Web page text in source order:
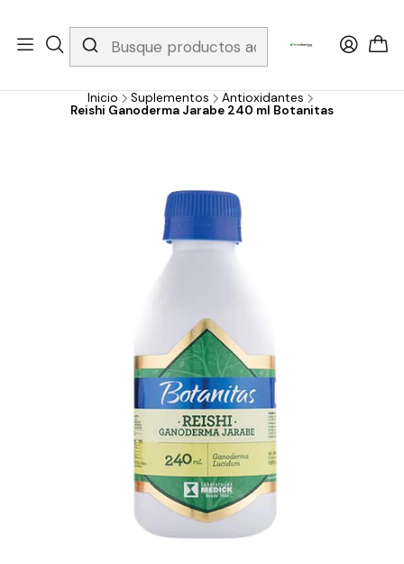
Whatsapp 3229079958/ Fijo 6019251796 / Envios a todo el país y
gratis apartir de 199.000!
Inicio Suplementos
Antioxidantes
Reishi Ganoderma Jarabe 240 ml Botanitas